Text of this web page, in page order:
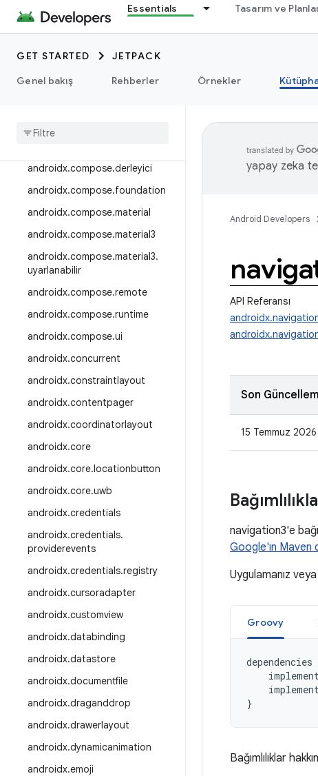
Essentials Tasarım ve
GET STARTED
JETPACK
Genel bakış
Rehberler Örnekler
androidx.camera.viewfinder
androidx.car
androidx.car.app
androidx.cardview
androidx.compose.derleyici
androidx.compose.foundation
androidx.compose.material
androidx.compose.material3
androidx.compose.material3.
uyarlanabilir
androidx.compose.remote
androidx.compose.runtime
androidx.compose.ui
androidx.concurrent
androidx.constraintlayout
androidx.contentpager
androidx.coordinatorlayout
androidx.core
androidx.core.locationbutton
androidx.core.uwb
androidx.credentials
androidx.credentials.
providerevents
androidx.credentials.registry
androidx.cursoradapter
androidx.customview
androidx.databinding
androidx.datastore
androidx.documentfile
androidx.draganddrop
androidx.drawerlayout
androidx.dynamicanimation
androidx.emoji
yapay zeka
Android Developers
API Referansı
Son
15 Temmuz 2026
navigation3'e
Google'ın Maven
Uygulamanız
Groovy
dependencies
}
Bağımlılıklar